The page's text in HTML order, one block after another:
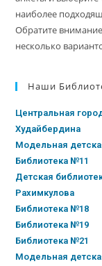
наиболее
Обратите
несколько
Наши
Центральная
Худайбердина
Модельная
Библиотека №11
Детская
Рахимкулова
Библиотека №18
Библиотека №19
Библиотека №21
Модельная